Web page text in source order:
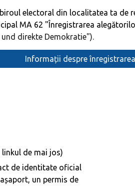
electoral din localitatea ta de
MA 62 "Înregistrarea
direkte Demokratie").
Informații despre
de mai jos)
de identitate oficial
un permis de